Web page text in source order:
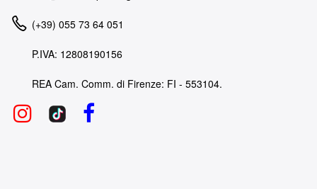
(+39) 055 73 64 051
P.IVA: 12808190156
REA Cam. Comm. di Firenze: FI - 553104.